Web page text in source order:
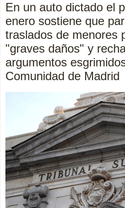
En un auto dictado el
enero sostiene que
traslados de menores
"graves daños" y
argumentos
Comunidad de Madrid